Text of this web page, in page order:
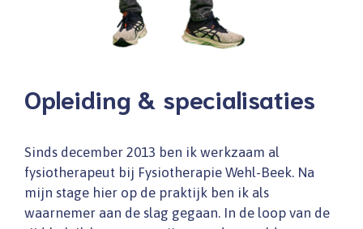
Opleiding & specialisaties
Sinds december 2013 ben ik werkzaam al
fysiotherapeut bij Fysiotherapie Wehl-Beek. Na
mijn stage hier op de praktijk ben ik als
waarnemer aan de slag gegaan. In de loop van de